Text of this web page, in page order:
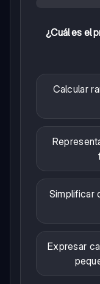
¿Cuál es el
Calcular
Simplificar
Expresar